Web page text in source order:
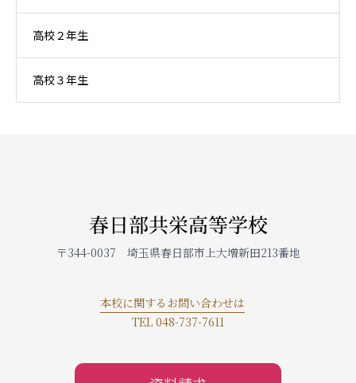
高校２年生
高校３年生
春日部共栄高等学校
〒344-0037 埼玉県春日部市上大増新田213番地
本校に関するお問い合わせは
TEL 048-737-7611